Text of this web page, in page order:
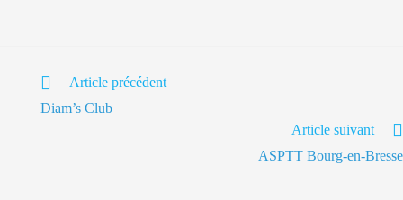
Article précédent
Diam’s Club
Article suivant
ASPTT Bourg-en-Bresse